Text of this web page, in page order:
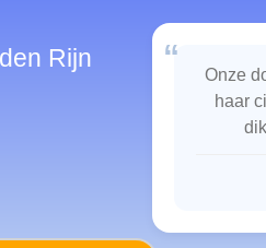
Rijn
“
Onze
haar